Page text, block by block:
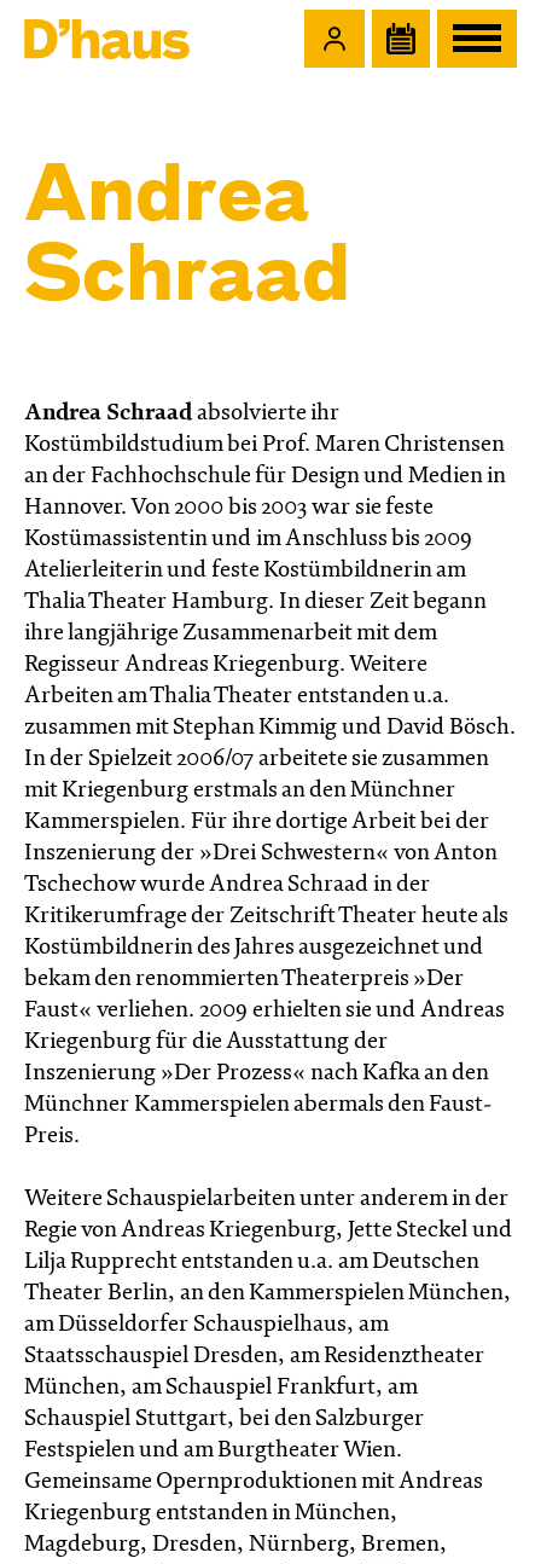
Andrea
Schraad
Andrea Schraadabsolvierte ihr
Kostümbildstudium bei Prof. Maren Christensen
an der Fachhochschule für Design und Medien in
Hannover. Von 2000 bis 2003 war sie feste
Kostümassistentin und im Anschluss bis 2009
Atelierleiterin und feste Kostümbildnerin am
Thalia Theater Hamburg. In dieser Zeit begann
ihre langjährige Zusammenarbeit mit dem
Regisseur Andreas Kriegenburg. Weitere
Arbeiten am Thalia Theater entstanden u.a.
zusammen mit Stephan Kimmig und David Bösch.
In der Spielzeit 2006/07 arbeitete sie zusammen
mit Kriegenburg erstmals an den Münchner
Kammerspielen. Für ihre dortige Arbeit bei der
Inszenierung der »Drei Schwestern« von Anton
Tschechow wurde Andrea Schraad in der
Kritikerumfrage der Zeitschrift Theater heute als
Kostümbildnerin des Jahres ausgezeichnet und
bekam den renommierten Theaterpreis »Der
Faust« verliehen. 2009 erhielten sie und Andreas
Kriegenburg für die Ausstattung der
Inszenierung »Der Prozess« nach Kafka an den
Münchner Kammerspielen abermals den Faust-
Preis.
Weitere Schauspielarbeiten unter anderem in der
Regie von Andreas Kriegenburg, Jette Steckel und
Lilja Rupprecht entstanden u.a. am Deutschen
Theater Berlin, an den Kammerspielen München,
am Düsseldorfer Schauspielhaus, am
Staatsschauspiel Dresden, am Residenztheater
München, am Schauspiel Frankfurt, am
Schauspiel Stuttgart, bei den Salzburger
Festspielen und am Burgtheater Wien.
Gemeinsame Opernproduktionen mit Andreas
Kriegenburg entstanden in München,
Magdeburg, Dresden, Nürnberg, Bremen,